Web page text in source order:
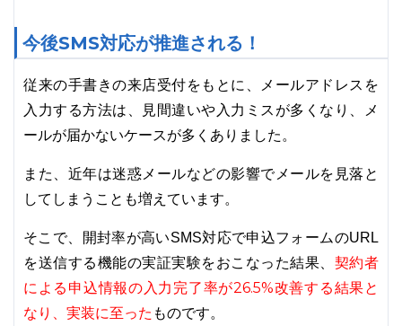
今後SMS対応が推進される！
従来の手書きの来店受付をもとに、メールアドレスを
入力する方法は、見間違いや入力ミスが多くなり、メ
ールが届かないケースが多くありました。
また、近年は迷惑メールなどの影響でメールを見落と
してしまうことも増えています。
そこで、開封率が高いSMS対応で申込フォームのURL
を送信する機能の実証実験をおこなった結果、 契約者
による申込情報の入力完了率が26.5%改善する結果と
なり、実装に至った ものです。